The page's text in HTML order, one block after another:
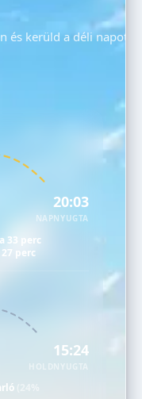
és kerüld a déli napot!
20:03
NAPNYUGTA
33 perc
perc
15:24
HOLDNYUGTA